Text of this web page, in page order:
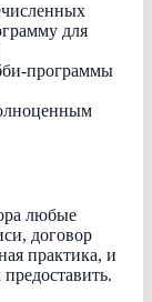
для
программы
любые
договор
практика, и